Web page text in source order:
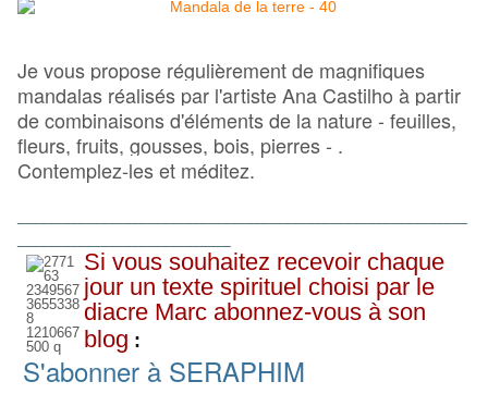
Je vous propose régulièrement de magnifiques
mandalas réalisés par l'artiste Ana Castilho à partir
de combinaisons d'éléments de la nature - feuilles,
fleurs, fruits, gousses, bois, pierres - .
Contemplez-les et méditez.
Si vous souhaitez recevoir chaque
jour un texte spirituel choisi par le
diacre Marc abonnez-vous à son
blog :
S'abonner à SERAPHIM